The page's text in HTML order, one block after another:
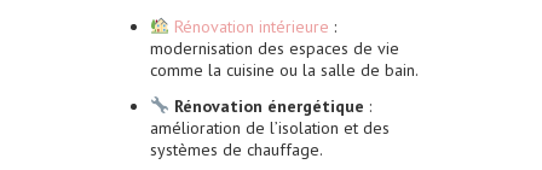
Rénovation intérieure :
modernisation des espaces de vie
comme la cuisine ou la salle de bain.
Rénovation énergétique :
amélioration de l’isolation et des
systèmes de chauffage.